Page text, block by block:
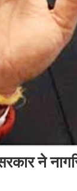
ने